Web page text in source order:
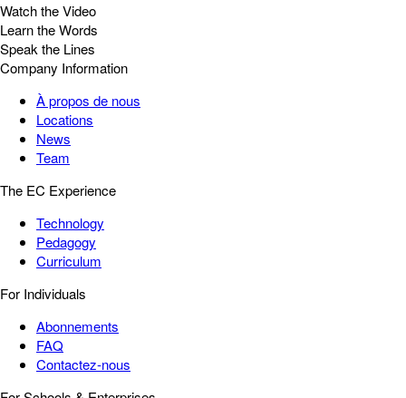
Watch the Video
Learn the Words
Speak the Lines
Company Information
À propos de nous
Locations
News
Team
The EC Experience
Technology
Pedagogy
Curriculum
For Individuals
Abonnements
FAQ
Contactez-nous